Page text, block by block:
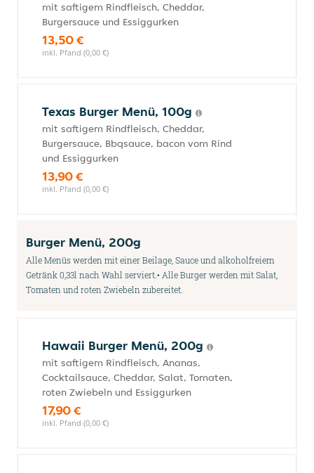
mit saftigem Rindfleisch, Cheddar,
Burgersauce und Essiggurken
13,50 €
inkl. Pfand (0,00 €)
Texas Burger Menü, 100g
mit saftigem Rindfleisch, Cheddar,
Burgersauce, Bbqsauce, bacon vom Rind
und Essiggurken
13,90 €
inkl. Pfand (0,00 €)
Burger Menü, 200g
Alle Menüs werden mit einer Beilage, Sauce und alkoholfreiem
Getränk 0,33l nach Wahl serviert.• Alle Burger werden mit Salat,
Tomaten und roten Zwiebeln zubereitet.
Hawaii Burger Menü, 200g
mit saftigem Rindfleisch, Ananas,
Cocktailsauce, Cheddar, Salat, Tomaten,
roten Zwiebeln und Essiggurken
17,90 €
inkl. Pfand (0,00 €)